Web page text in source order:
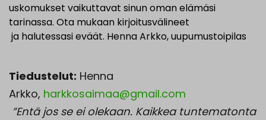
uskomukset vaikuttavat sinun oman elämäsi
tarinassa. Ota mukaan kirjoitusvälineet
ja halutessasi eväät. Henna Arkko, uupumustoipilas
Tiedustelut: Henna
Arkko, harkkosaimaa@gmail.com
”Entä jos se ei olekaan. Kaikkea tuntematonta